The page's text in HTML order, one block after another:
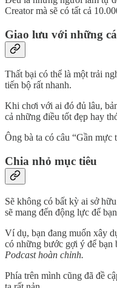
Creator mà sẽ có tất cả
Giao lưu với những
Thất bại có thể là một trải
tiến bộ rất nhanh.
Khi chơi với ai đó đủ lâu,
cả những điều tốt đẹp hay
Ông bà ta có câu “Gần
Chia nhỏ mục tiêu
Sẽ không có bất kỳ ai sở
sẽ mang đến động lực để
Ví dụ, bạn đang muốn xây
có những bước gợi ý để bạn
Podcast hoàn chỉnh.
Phía trên mình cũng đã đề